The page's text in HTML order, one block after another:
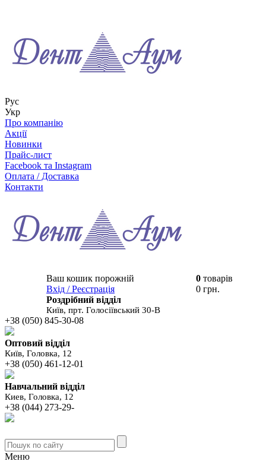
Рус
Укр
Про компанію
Акції
Новинки
Прайс-лист
Facebook та Instagram
Оплата / Доставка
Контакти
0 товарів
0 грн.
Ваш кошик порожній
Вхід / Реєстрація
Роздрібний відділ
Київ, прт. Голосіївський 30-В
+38 (050) 845-30-08
Оптовий відділ
Київ, Головка, 12
+38 (050) 461-12-01
Навчальний відділ
Киев, Головка, 12
+38 (044) 273-29-
Меню